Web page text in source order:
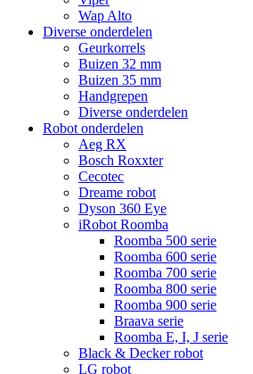
Wap Alto
Diverse onderdelen
Geurkorrels
Buizen 32 mm
Buizen 35 mm
Handgrepen
Diverse onderdelen
Robot onderdelen
Aeg RX
Bosch Roxxter
Cecotec
Dreame robot
Dyson 360 Eye
iRobot Roomba
Roomba 500 serie
Roomba 600 serie
Roomba 700 serie
Roomba 800 serie
Roomba 900 serie
Braava serie
Roomba E, I, J serie
Black & Decker robot
LG robot